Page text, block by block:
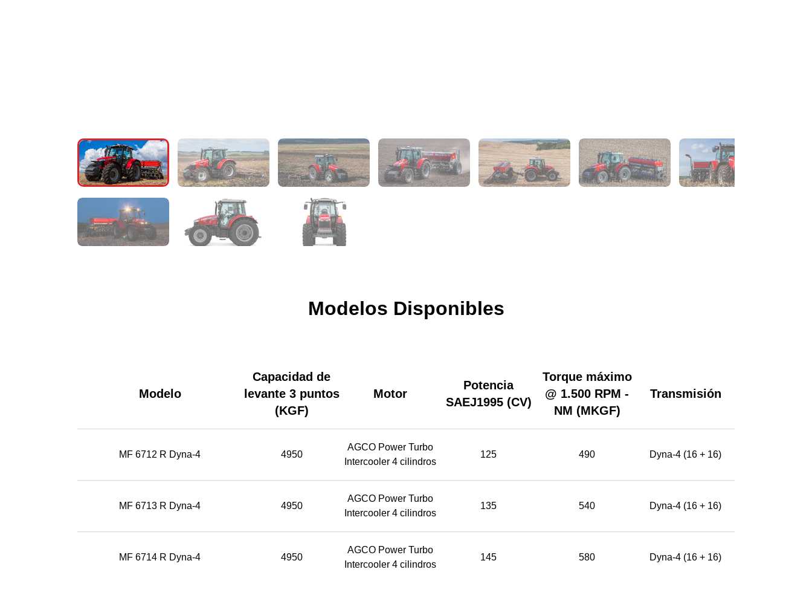
Modelos Disponibles
Modelo
Capacidad de
levante 3 puntos
(KGF)
Motor
Potencia
SAEJ1995 (CV)
Torque máximo
@ 1.500 RPM -
NM (MKGF)
Transmisión
MF 6712 R Dyna-4 4950
AGCO Power Turbo
Intercooler 4 cilindros
125 490 Dyna-4 (16 + 16)
MF 6713 R Dyna-4 4950
AGCO Power Turbo
Intercooler 4 cilindros
135 540 Dyna-4 (16 + 16)
MF 6714 R Dyna-4 4950
AGCO Power Turbo
Intercooler 4 cilindros
145 580 Dyna-4 (16 + 16)